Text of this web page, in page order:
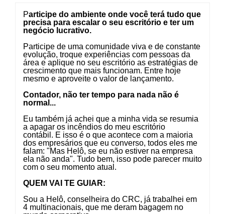
Participe do ambiente onde você terá tudo que
precisa para escalar o seu escritório e ter um
negócio lucrativo.
Participe de uma comunidade viva e de constante
evolução, troque experiências com pessoas da
área e aplique no seu escritório as estratégias de
crescimento que mais funcionam. Entre hoje
mesmo e aproveite o valor de lançamento.
Contador, não ter tempo para nada não é
normal...
Eu também já achei que a minha vida se resumia
a apagar os incêndios do meu escritório
contábil. E isso é o que acontece com a maioria
dos empresários que eu converso, todos eles me
falam: "Mas Helô, se eu não estiver na empresa
ela não anda". Tudo bem, isso pode parecer muito
com o seu momento atual.
QUEM VAI TE GUIAR:
Sou a Helô, conselheira do CRC, já trabalhei em
4 multinacionais, que me deram bagagem no